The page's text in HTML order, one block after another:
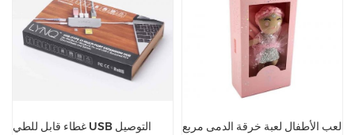
غطاء قابل للطي USB التوصيل
لعب الأطفال لعبة خرقة الدمى مربع